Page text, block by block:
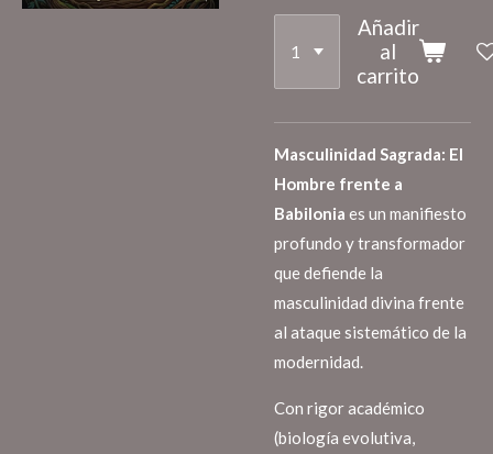
Añadir
al
carrito
Masculinidad Sagrada: El
Hombre frente a
Babilonia es un manifiesto
profundo y transformador
que defiende la
masculinidad divina frente
al ataque sistemático de la
modernidad.
Con rigor académico
(biología evolutiva,